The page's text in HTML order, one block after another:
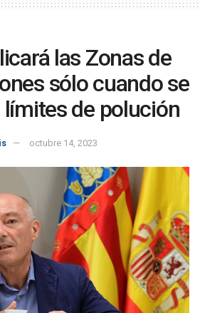
las Zonas de
sólo cuando se
de polución
octubre 14, 2023